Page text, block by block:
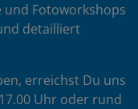
und Fotoworkshops
detailliert
erreichst Du uns
Uhr oder rund